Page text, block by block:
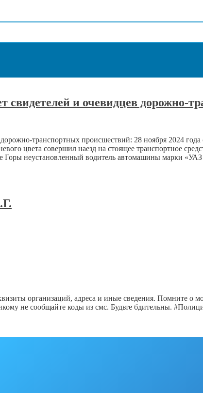
свидетелей и очевидцев дорожно-
транспортных происшествий: 28 ноября 2024
цвета совершил наезд на стоящее транспортное
неустановленный водитель автомашины марки «УАЗ
организаций, адреса и иные сведения. Помните
не сообщайте коды из смс. Будьте бдительны.